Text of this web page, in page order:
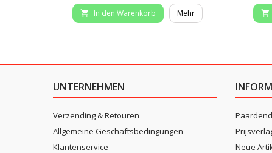
 In den Warenkorb Mehr 
UNTERNEHMEN
Verzending & Retouren
Allgemeine Geschäftsbedingungen
Klantenservice
Neue